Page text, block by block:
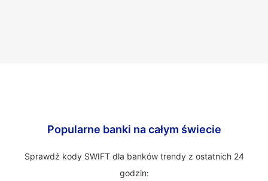
Popularne banki na całym świecie
Sprawdź kody SWIFT dla banków trendy z ostatnich 24
godzin: